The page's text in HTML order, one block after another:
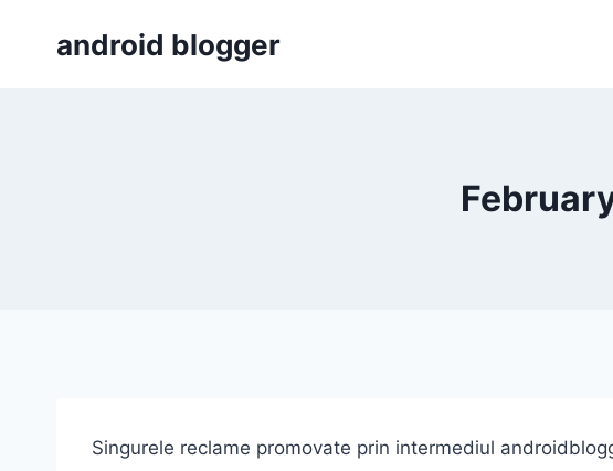
android blogger
Singurele reclame promovate prin intermediul